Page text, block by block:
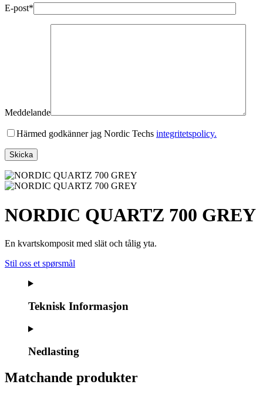
E-post*
Meddelande
Härmed godkänner jag Nordic Techs integritetspolicy.
NORDIC QUARTZ 700 GREY
En kvartskomposit med slät och tålig yta.
Stil oss et spørsmål
Teknisk Informasjon
Nedlasting
Matchande produkter